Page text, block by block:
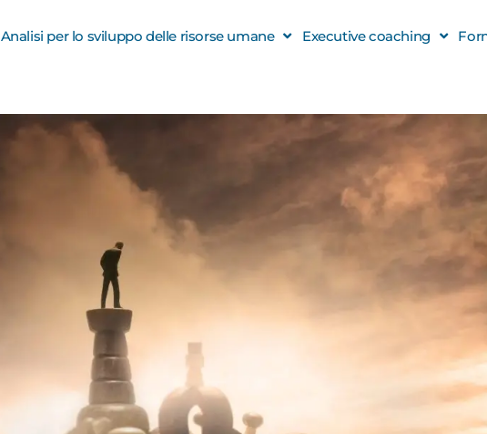
Analisi per lo sviluppo delle risorse umane Executive coaching